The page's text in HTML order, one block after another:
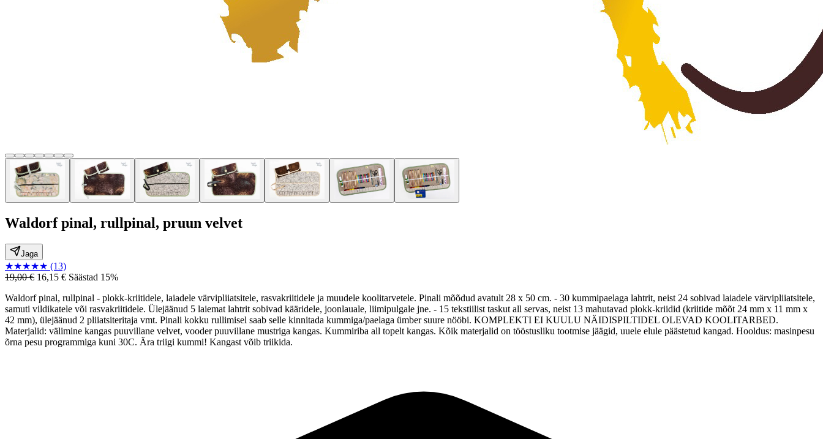
Waldorf pinal, rullpinal, pruun velvet
Jaga
★★★★★ (13)
19,00 € 16,15 € Säästad 15%
Waldorf pinal, rullpinal - plokk-kriitidele, laiadele värvipliiatsitele, rasvakriitidele ja muudele koolitarvetele. Pinali mõõdud avatult 28 x 50 cm. - 30 kummipaelaga lahtrit, neist 24 sobivad laiadele värvipliiatsitele,
samuti vildikatele või rasvakriitidele. Ülejäänud 5 laiemat lahtrit sobivad kääridele, joonlauale, liimipulgale jne. - 15 tekstiilist taskut all servas, neist 13 mahutavad plokk-kriidid (kriitide mõõt 24 mm x 11 mm x
42 mm), ülejäänud 2 pliiatsiteritaja vmt. Pinali kokku rullimisel saab selle kinnitada kummiga/paelaga ümber suure nööbi. KOMPLEKTI EI KUULU NÄIDISPILTIDEL OLEVAD KOOLITARBED.
Materjalid: välimine kangas puuvillane velvet, vooder puuvillane mustriga kangas. Kummiriba all topelt kangas. Kõik materjalid on tööstusliku tootmise jäägid, uuele elule päästetud kangad. Hooldus: masinpesu
õrna pesu programmiga kuni 30C. Ära triigi kummi! Kangast võib triikida.